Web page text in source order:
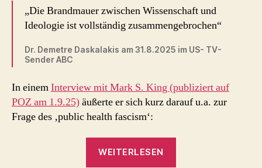
„Die Brandmauer zwischen Wissenschaft und
Ideologie ist vollständig zusammengebrochen“
Dr. Demetre Daskalakis am 31.8.2025 im US- TV-
Sender ABC
In einemInterview mit Mark S. King (publiziert auf
POZ am 1.9.25)äußerte er sich kurz darauf u.a. zur
Frage des ‚public health fascism‘:
WEITERLESEN